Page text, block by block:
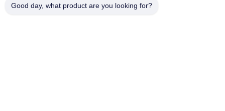
औद्योगिक क्षेत्र, शियानशान समुदाय, शिनकियाओ स्ट्रीट,
Good day, what product are you looking for?